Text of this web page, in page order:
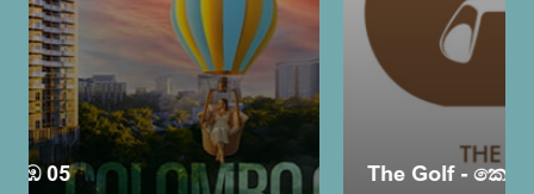
The Golf - කොළඹ 08